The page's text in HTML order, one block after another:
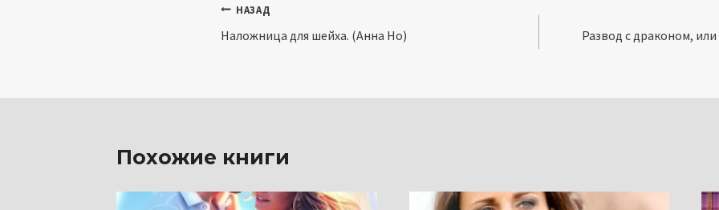
Навигация
по
НАЗАД
Наложница для шейха. (Анна Но) Развод с драконом,
Похожие книги